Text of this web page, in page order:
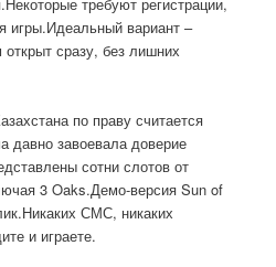
игры.Идеальный вариант –
сразу, без лишних
по праву считается
давно завоевала доверие
сотни слотов от
3 Oaks.Демо-версия Sun of
СМС, никаких
и играете.